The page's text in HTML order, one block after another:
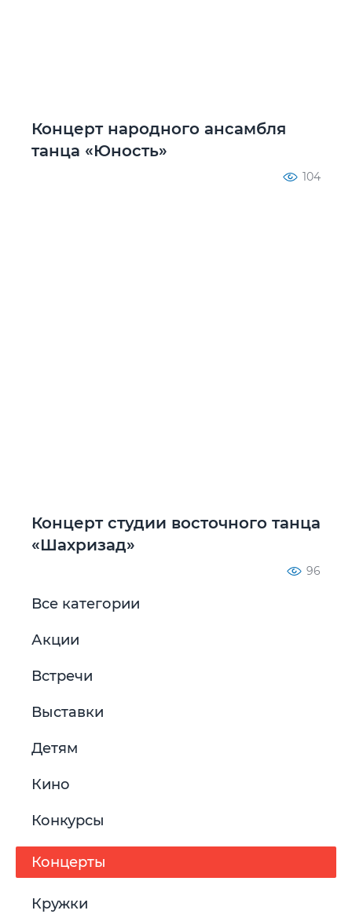
Все категории
Акции
Встречи
Выставки
Детям
Кино
Конкурсы
Концерты
Кружки
Концерт народного ансамбля
танца «Юность»
104
Концерт студии восточного танца
«Шахризад»
96